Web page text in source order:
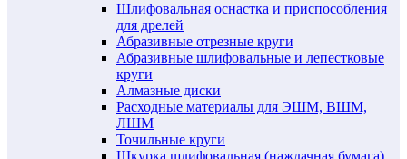
Шлифовальная оснастка и приспособления
для дрелей
Абразивные отрезные круги
Абразивные шлифовальные и лепестковые
круги
Алмазные диски
Расходные материалы для ЭШМ, ВШМ,
ЛШМ
Точильные круги
Шкурка шлифовальная (наждачная бумага)